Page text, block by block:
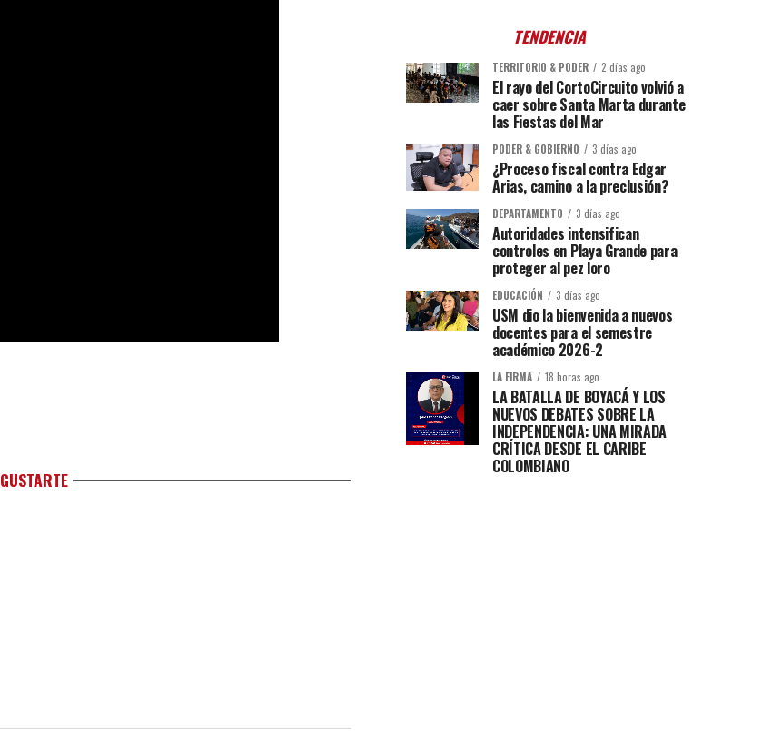
TENDENCIA
TERRITORIO & PODER 2 días ago
El rayo del CortoCircuito volvió a
caer sobre Santa Marta durante
las Fiestas del Mar
PODER & GOBIERNO 3 días ago
¿Proceso fiscal contra Edgar
Arias, camino a la preclusión?
DEPARTAMENTO 3 días ago
Autoridades intensifican
controles en Playa Grande para
proteger al pez loro
EDUCACIÓN 3 días ago
USM dio la bienvenida a nuevos
docentes para el semestre
académico 2026-2
LA FIRMA 18 horas ago
LA BATALLA DE BOYACÁ Y LOS
NUEVOS DEBATES SOBRE LA
INDEPENDENCIA: UNA MIRADA
CRÍTICA DESDE EL CARIBE
COLOMBIANO